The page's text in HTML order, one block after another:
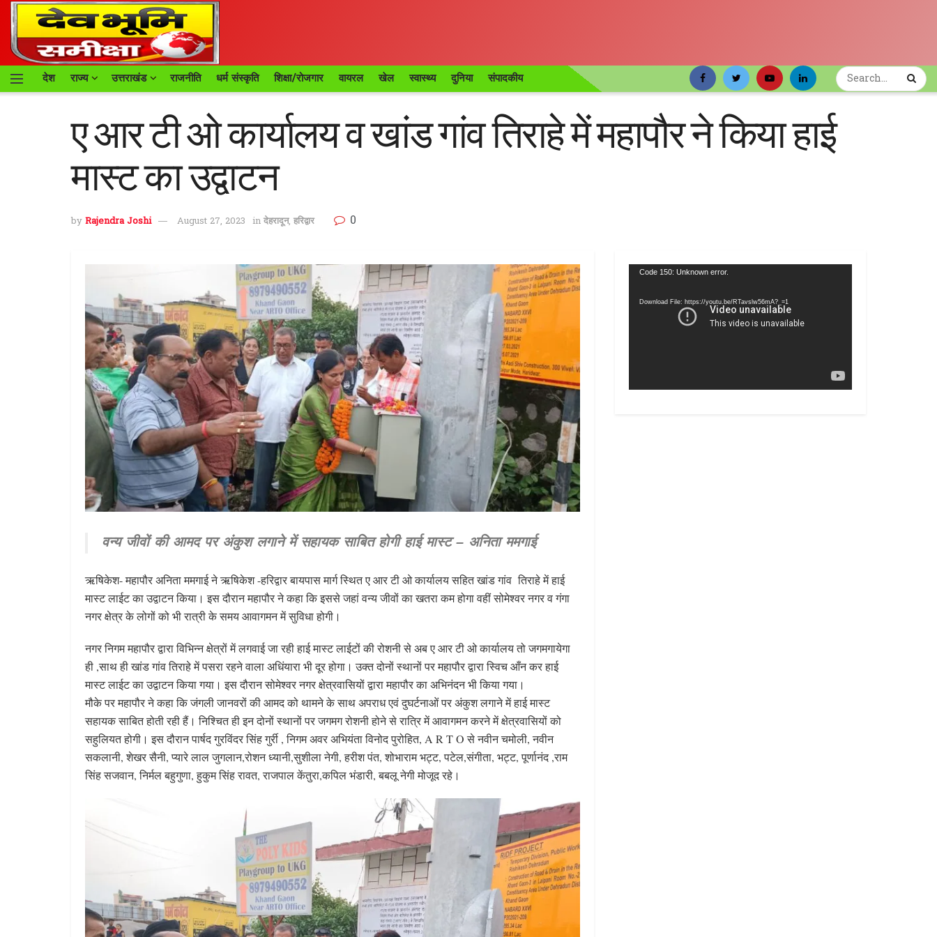
देश राज्य उत्तराखंड राजनीति धर्म संस्कृति शिक्षा/रोजगार वायरल खेल स्वास्थ्य दुनिया संपादकीय
ए आर टी ओ कार्यालय व खांड गांव तिराहे में महापौर ने किया हाई
मास्ट का उद्वाटन
by Rajendra Joshi August 27, 2023 in देहरादून, हरिद्वार 0
वन्य जीवों की आमद पर अंकुश लगाने में सहायक साबित होगी हाई मास्ट – अनिता ममगाई
ऋषिकेश- महापौर अनिता ममगाई ने ऋषिकेश -हरिद्वार बायपास मार्ग स्थित ए आर टी ओ कार्यालय सहित खांड गांव तिराहे में हाई
मास्ट लाईट का उद्वाटन किया। इस दौरान महापौर ने कहा कि इससे जहां वन्य जीवों का खतरा कम होगा वहीं सोमेश्वर नगर व गंगा
नगर क्षेत्र के लोगों को भी रात्री के समय आवागमन में सुविधा होगी।
नगर निगम महापौर द्वारा विभिन्न क्षेत्रों में लगवाई जा रही हाई मास्ट लाईटों की रोशनी से अब ए आर टी ओ कार्यालय तो जगमगायेगा
ही ,साथ ही खांड गांव तिराहे में पसरा रहने वाला अधिंयारा भी दूर होगा। उक्त दोनों स्थानों पर महापौर द्वारा स्विच आँन कर हाई
मास्ट लाईट का उद्वाटन किया गया। इस दौरान सोमेश्वर नगर क्षेत्रवासियों द्वारा महापौर का अभिनंदन भी किया गया।
मौके पर महापौर ने कहा कि जंगली जानवरों की आमद को थामने के साथ अपराध एवं दुघर्टनाओं पर अंकुश लगाने में हाई मास्ट
सहायक साबित होती रही हैं। निश्चित ही इन दोनों स्थानों पर जगमग रोशनी होने से रात्रि में आवागमन करने में क्षेत्रवासियों को
सहुलियत होगी। इस दौरान पार्षद गुरविंदर सिंह गुर्री , निगम अवर अभियंता विनोद पुरोहित, A R T O से नवीन चमोली, नवीन
सकलानी, शेखर सैनी, प्यारे लाल जुगलान,रोशन ध्यानी,सुशीला नेगी, हरीश पंत, शोभाराम भट्ट, पटेल,संगीता, भट्ट, पूर्णानंद ,राम
सिंह सजवान, निर्मल बहुगुणा, हुकुम सिंह रावत, राजपाल केंतुरा,कपिल भंडारी, बबलू नेगी मोजूद रहे।
Video
Code 150: Unknown error.
Download File: https://youtu.be/RTavslw56mA?_=1